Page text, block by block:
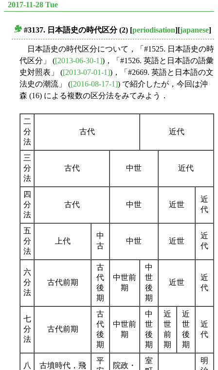
2017-11-28 Tue
#3137. 日本語史の時代区分 (2) [periodisation][japanese]
日本語史の時代区分について，「#1525. 日本語史の時
代区分」 ([2013-06-30-1])，「#1526. 英語と日本語の語彙
史対照表」 ([2013-07-01-1])，「#2669. 英語と日本語の文
法史の潮流」 ([2016-08-17-1]) で紹介したが，今回は沖
森 (16) による複数の区分法をみてみよう．
二
分
法
古代 近代
三
分
法
古代 中世 近代
四
分
法
古代 中世 近世
近
代
五
分
法
上代
中
古
中世 近世
近
代
六
分
法
古代前期
古
代
後
期
中世前
期
中
世
後
期
近世
近
代
七
分
法
古代前期
古
代
後
期
中世前
期
中
世
後
期
近
世
前
期
近
世
後
期
近
代
八 古墳時代，飛
平
院政・
室
明